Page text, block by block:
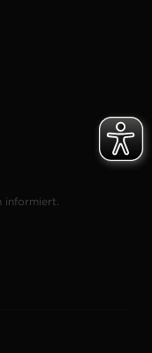
informiert.